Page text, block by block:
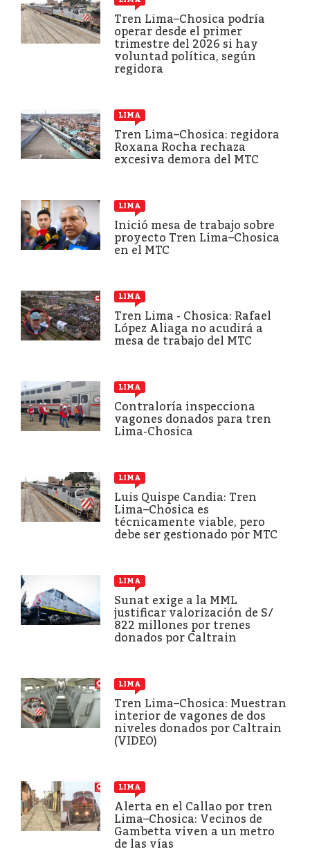
Tren Lima–Chosica podría
operar desde el primer
trimestre del 2026 si hay
voluntad política, según
regidora
LIMA
Tren Lima–Chosica: regidora
Roxana Rocha rechaza
excesiva demora del MTC
LIMA
Inició mesa de trabajo sobre
proyecto Tren Lima–Chosica
en el MTC
LIMA
Tren Lima - Chosica: Rafael
López Aliaga no acudirá a
mesa de trabajo del MTC
LIMA
Contraloría inspecciona
vagones donados para tren
Lima-Chosica
LIMA
Luis Quispe Candia: Tren
Lima–Chosica es
técnicamente viable, pero
debe ser gestionado por MTC
LIMA
Sunat exige a la MML
justificar valorización de S/
822 millones por trenes
donados por Caltrain
LIMA
Tren Lima–Chosica: Muestran
interior de vagones de dos
niveles donados por Caltrain
(VIDEO)
LIMA
Alerta en el Callao por tren
Lima–Chosica: Vecinos de
Gambetta viven a un metro
de las vías